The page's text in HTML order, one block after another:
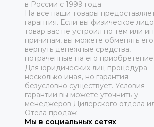
в России с 1999 года
На все наши товары
гарантия. Если вы физическое
товар вас не устроил по тем или
причинам, вы можете обменять
вернуть денежные средства,
потраченные на его приобретение.
Для юридических лиц процедура
несколько иная, но гарантия
безусловно существует. Условия
гарантии вы можете уточнить у
менеджеров Дилерского отдела
Отела продаж.
Мы в социальных сетях